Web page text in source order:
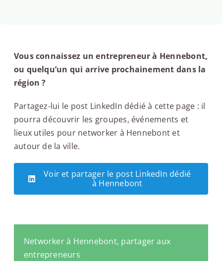
Vous connaissez un entrepreneur à Hennebont,
ou quelqu’un qui arrive prochainement dans la
région ?
Partagez-lui le post LinkedIn dédié à cette page : il
pourra découvrir les groupes, événements et
lieux utiles pour networker à Hennebont et
autour de la ville.
Voir et partager le post LinkedIn dédié
à Hennebont
Networker à Hennebont, partager aux
entrepreneurs